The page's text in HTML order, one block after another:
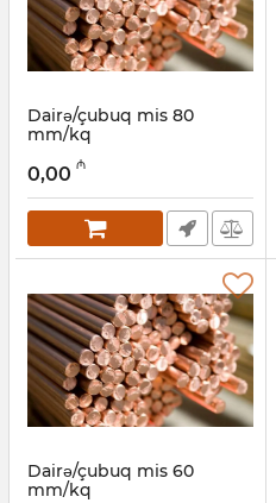
Dairə/çubuq mis 80
mm/kq
030001025
0,00 ₼
Dairə/çubuq mis 60
mm/kq